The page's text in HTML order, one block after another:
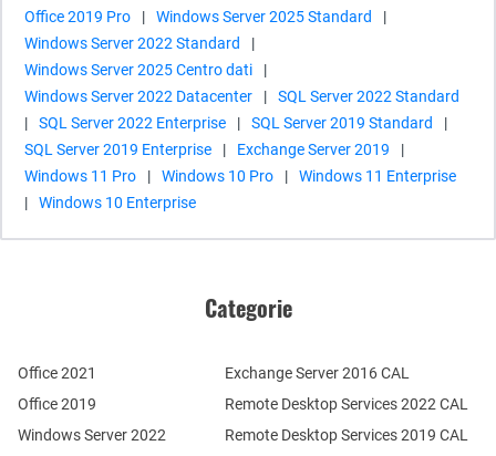
Office 2019 Pro
| Windows Server 2025 Standard
|
Windows Server 2022 Standard
|
Windows Server 2025 Centro dati
|
Windows Server 2022 Datacenter
|
SQL Server 2022 Standard
|
SQL Server 2022 Enterprise | SQL Server 2019 Standard
|
SQL Server 2019 Enterprise
| Exchange Server 2019
|
Windows 11 Pro
| Windows 10 Pro |
Windows 11 Enterprise
|
Windows 10 Enterprise
Categorie
Office 2021
Office 2019
Windows Server 2022
Remote Desktop Services 2022 CAL
Remote Desktop Services 2019 CAL
Exchange Server 2016 CAL